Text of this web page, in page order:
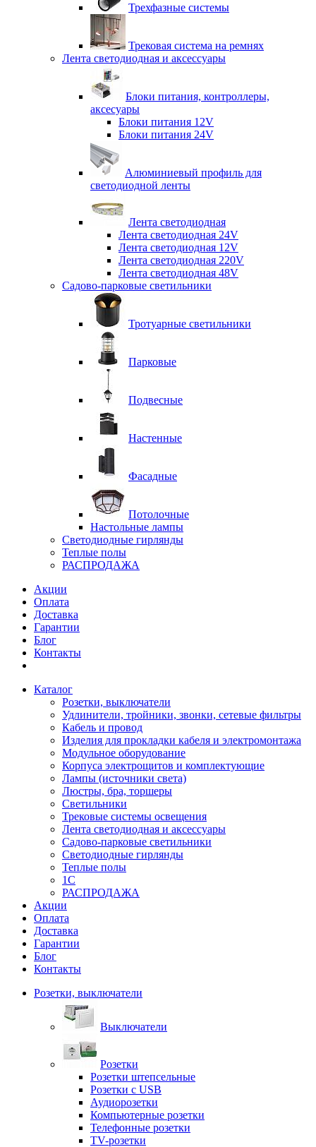
Трехфазные системы
Трековая система на ремнях
Лента светодиодная и аксессуары
Блоки питания, контроллеры,
аксесуары
Блоки питания 12V
Блоки питания 24V
Алюминиевый профиль для
светодиодной ленты
Лента светодиодная
Лента светодиодная 24V
Лента светодиодная 12V
Лента светодиодная 220V
Лента светодиодная 48V
Садово-парковые светильники
Тротуарные светильники
Парковые
Подвесные
Настенные
Фасадные
Потолочные
Настольные лампы
Светодиодные гирлянды
Теплые полы
РАСПРОДАЖА
Акции
Оплата
Доставка
Гарантии
Блог
Контакты
Каталог
Розетки, выключатели
Удлинители, тройники, звонки, сетевые фильтры
Кабель и провод
Изделия для прокладки кабеля и электромонтажа
Модульное оборудование
Корпуса электрощитов и комплектующие
Лампы (источники света)
Люстры, бра, торшеры
Светильники
Трековые системы освещения
Лента светодиодная и аксессуары
Садово-парковые светильники
Светодиодные гирлянды
Теплые полы
1С
РАСПРОДАЖА
Акции
Оплата
Доставка
Гарантии
Блог
Контакты
Розетки, выключатели
Выключатели
Розетки
Розетки штепсельные
Розетки с USB
Аудиорозетки
Компьютерные розетки
Телефонные розетки
TV-розетки